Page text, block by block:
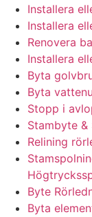
Installera
Installera
Renovera
Installera
Byta
Byta
Stopp i
Stambyte &
Relining
Byte
Byta